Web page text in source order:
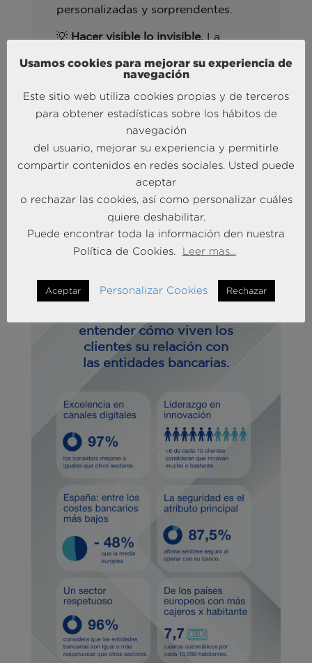
personalizadas y sorprendentes.
💡Hacer visible lo invisible. La
económico enorme. Hay una historia
poderosa esperando ser contada de
forma más cercana y personal.
Una idea quedó especialmente
clara: el reto no es solo hacer las
cosas bien, sino
conseguir que ese
valor se perciba y se recuerde.
Descargar el informe
entender cómo viven los
clientes su relación con
las entidades bancarias.
Usamos cookies para mejorar su experiencia de
navegación
Este sitio web utiliza cookies propias y de terceros
para obtener estadísticas sobre los hábitos de
navegación
del usuario, mejorar su experiencia y permitirle
compartir contenidos en redes sociales. Usted puede
aceptar
o rechazar las cookies, así como personalizar cuáles
quiere deshabilitar.
Puede encontrar toda la información den nuestra
Política de Cookies.
Leer mas...
Aceptar Personalizar Cookies Rechazar